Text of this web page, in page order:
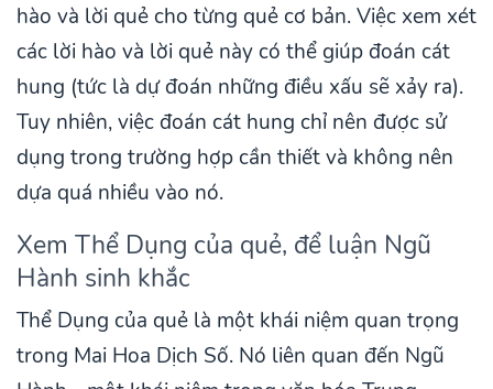
hào và lời quẻ cho từng quẻ cơ bản. Việc xem xét
các lời hào và lời quẻ này có thể giúp đoán cát
hung (tức là dự đoán những điều xấu sẽ xảy ra).
Tuy nhiên, việc đoán cát hung chỉ nên được sử
dụng trong trường hợp cần thiết và không nên
dựa quá nhiều vào nó.
Xem Thể Dụng của quẻ, để luận Ngũ
Hành sinh khắc
Thể Dụng của quẻ là một khái niệm quan trọng
trong Mai Hoa Dịch Số. Nó liên quan đến Ngũ